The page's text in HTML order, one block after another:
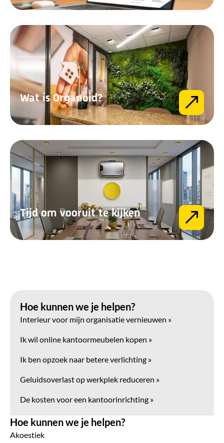
Wat is Organoid?
Tijd om vooruit te kijken
Hoe kunnen we je helpen?
Interieur voor mijn organisatie vernieuwen »
Ik wil online kantoormeubelen kopen »
Ik ben opzoek naar betere verlichting »
Geluidsoverlast op werkplek reduceren »
De kosten voor een kantoorinrichting »
Hoe kunnen we je helpen?
Akoestiek